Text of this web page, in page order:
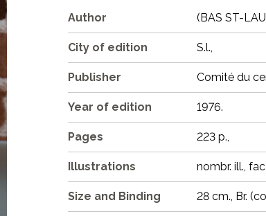
Author (BAS ST-
City of edition S.l.,
Publisher Comité du
Year of edition 1976.
Pages 223 p.,
Illustrations nombr. ill.,
Size and Binding 28 cm., Br.